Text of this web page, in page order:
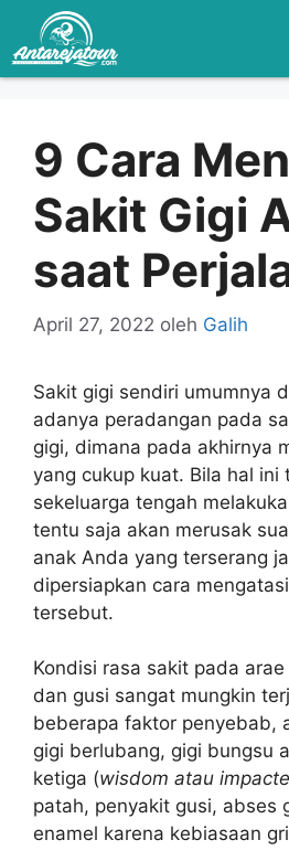
9 Cara
Sakit Gigi
saat
April 27, 2022 oleh Galih
Sakit gigi sendiri umumnya
adanya peradangan pada
gigi, dimana pada akhirnya
yang cukup kuat. Bila hal ini
sekeluarga tengah
tentu saja akan merusak
anak Anda yang terserang
dipersiapkan cara
tersebut.
Kondisi rasa sakit pada
dan gusi sangat mungkin
beberapa faktor penyebab,
gigi berlubang, gigi bungsu
ketiga (wisdom atau
patah, penyakit gusi, abses
enamel karena kebiasaan